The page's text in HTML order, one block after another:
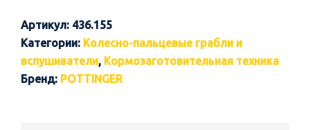
Артикул: 436.155
Категории: Колесно-пальцевые грабли и
вспушиватели, Кормозаготовительная техника
Бренд: POTTINGER